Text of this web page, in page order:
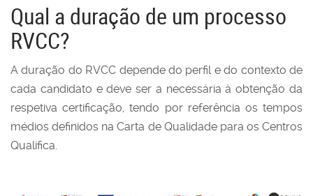
Qual a duração de um processo
RVCC?
A duração do RVCC depende do perfil e do contexto de
cada candidato e deve ser a necessária à obtenção da
respetiva certificação, tendo por referência os tempos
médios definidos na Carta de Qualidade para os Centros
Qualifica.